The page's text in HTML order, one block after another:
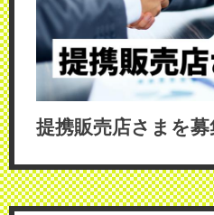
提携販売店さまを